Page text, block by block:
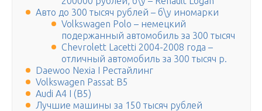
Авто до 300 тысяч рублей – б\у иномарки
Volkswagen Polo – немецкий
подержанный автомобиль за 300 тысяч
Chevrolett Lacetti 2004-2008 года –
отличный автомобиль за 300 тысяч р.
Daewoo Nexia I Рестайлинг
Volkswagen Passat B5
Audi A4 I (B5)
Лучшие машины за 150 тысяч рублей